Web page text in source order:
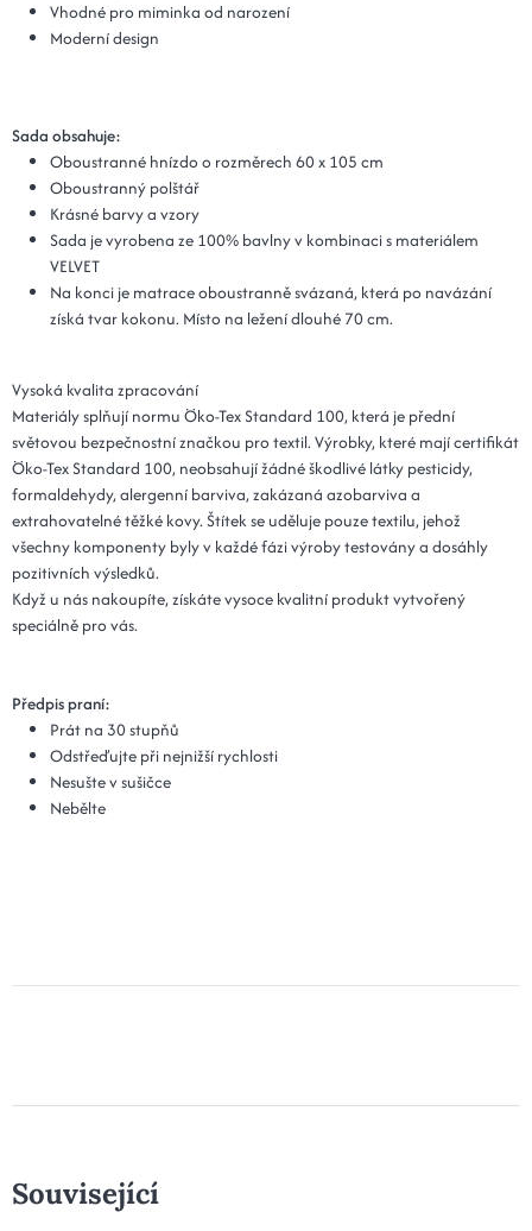
Vhodné pro miminka od narození
Moderní design
Sada obsahuje:
Oboustranné hnízdo o rozměrech 60 x 105 cm
Oboustranný polštář
Krásné barvy a vzory
Sada je vyrobena ze 100% bavlny v kombinaci s materiálem
VELVET
Na konci je matrace oboustranně svázaná, která po navázání
získá tvar kokonu. Místo na ležení dlouhé 70 cm.
Vysoká kvalita zpracování
Materiály splňují normu Öko-Tex Standard 100, která je přední
světovou bezpečnostní značkou pro textil. Výrobky, které mají certifikát
Öko-Tex Standard 100, neobsahují žádné škodlivé látky pesticidy,
formaldehydy, alergenní barviva, zakázaná azobarviva a
extrahovatelné těžké kovy. Štítek se uděluje pouze textilu, jehož
všechny komponenty byly v každé fázi výroby testovány a dosáhly
pozitivních výsledků.
Když u nás nakoupíte, získáte vysoce kvalitní produkt vytvořený
speciálně pro vás.
Předpis praní:
Prát na 30 stupňů
Odstřeďujte při nejnižší rychlosti
Nesušte v sušičce
Nebělte
Související